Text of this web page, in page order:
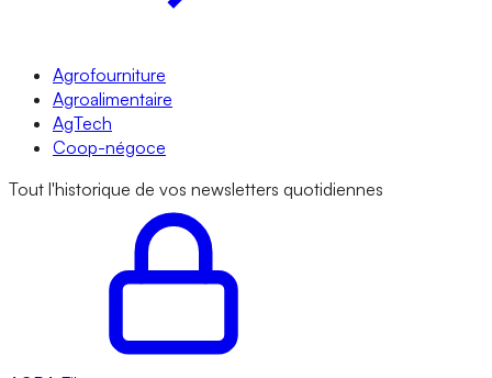
Agrofourniture
Agroalimentaire
AgTech
Coop-négoce
Tout l'historique de vos newsletters quotidiennes